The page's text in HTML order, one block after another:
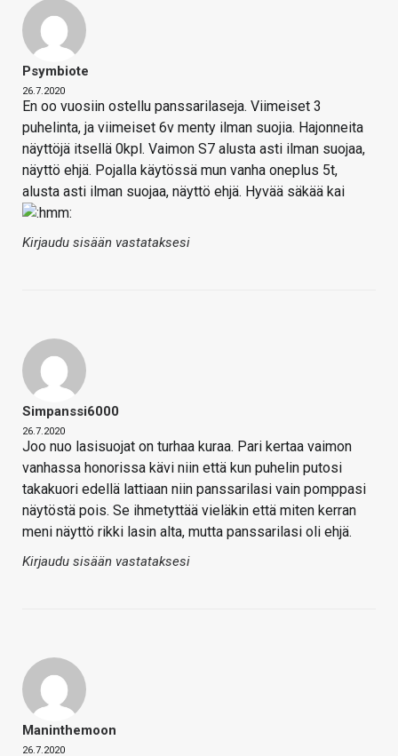
Psymbiote
26.7.2020
En oo vuosiin ostellu panssarilaseja. Viimeiset 3
puhelinta, ja viimeiset 6v menty ilman suojia. Hajonneita
näyttöjä itsellä 0kpl. Vaimon S7 alusta asti ilman suojaa,
näyttö ehjä. Pojalla käytössä mun vanha oneplus 5t,
alusta asti ilman suojaa, näyttö ehjä. Hyvää säkää kai
Kirjaudu sisään vastataksesi
Simpanssi6000
26.7.2020
Joo nuo lasisuojat on turhaa kuraa. Pari kertaa vaimon
vanhassa honorissa kävi niin että kun puhelin putosi
takakuori edellä lattiaan niin panssarilasi vain pomppasi
näytöstä pois. Se ihmetyttää vieläkin että miten kerran
meni näyttö rikki lasin alta, mutta panssarilasi oli ehjä.
Kirjaudu sisään vastataksesi
Maninthemoon
26.7.2020